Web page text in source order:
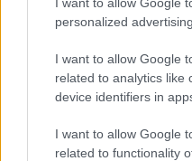
personalized advertising.
I want to allow Google
related to analytics like
device identifiers in
I want to allow Google
related to functionality
felett, hogy az
verekedésre
taktikai tudatosság és a
értékek, amelyeket a
Mérkőzés előtti
mindig pontosan oda
szüksége volt rá: hol
megnyugtatta, hol a